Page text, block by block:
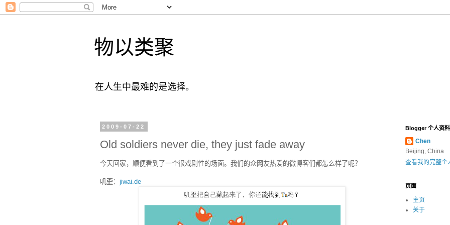
物以类聚
在人生中最难的是选择。
2009-07-22
Old soldiers never die, they just fade away
今天回家，顺便看到了一个很戏剧性的场面。我们的众网友热爱的微博客们都怎么样了呢？
叽歪： jiwai.de
Blogger 个人资料
Chen
Beijing, China
查看我的完整个
页面
主页
关于